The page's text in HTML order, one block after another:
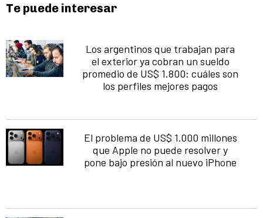
Te puede interesar
Los argentinos que trabajan para
el exterior ya cobran un sueldo
promedio de US$ 1.800: cuáles son
los perfiles mejores pagos
El problema de US$ 1.000 millones
que Apple no puede resolver y
pone bajo presión al nuevo iPhone